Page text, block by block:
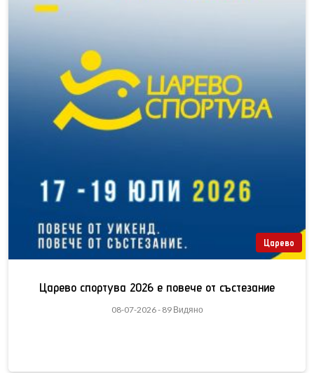
Царево
Царево спортува 2026 е повече от състезание
08-07-2026 - 89 Видяно